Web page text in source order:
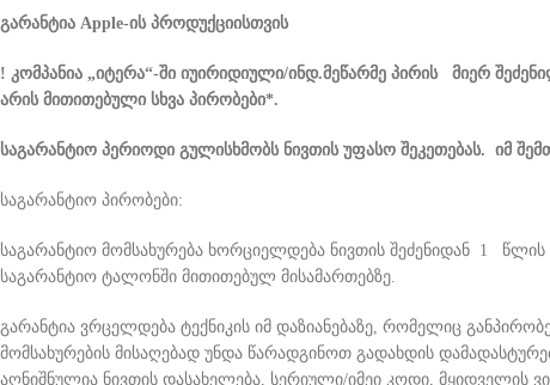
გარანტია Apple-ის პროდუქციისთვის
! კომპანია „იტერა“-ში იუირიდიული/ინდ.მეწარმე პირის მიერ
არის მითითებული სხვა პირობები*.
საგარანტიო პერიოდი გულისხმობს ნივთის უფასო შეკეთებას. იმ
საგარანტიო პირობები:
საგარანტიო მომსახურება ხორციელდება ნივთის შეძენიდან 1
საგარანტიო ტალონში მითითებულ მისამართებზე.
გარანტია ვრცელდება ტექნიკის იმ დაზიანებაზე, რომელიც
მომსახურების მისაღებად უნდა წარადგინოთ გადახდის
აღნიშნულია ნივთის დასახელება, სერიული/იმეი კოდი, მყიდველის